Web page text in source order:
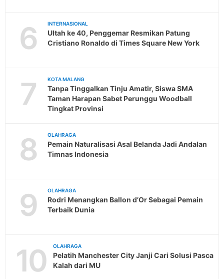
6
INTERNASIONAL
Ultah ke 40, Penggemar Resmikan Patung
Cristiano Ronaldo di Times Square New York
7 KOTA MALANG
Tanpa Tinggalkan Tinju Amatir, Siswa SMA
Taman Harapan Sabet Perunggu Woodball
Tingkat Provinsi
8 OLAHRAGA
Pemain Naturalisasi Asal Belanda Jadi Andalan
Timnas Indonesia
9 OLAHRAGA
Rodri Menangkan Ballon d’Or Sebagai Pemain
Terbaik Dunia
10 OLAHRAGA
Pelatih Manchester City Janji Cari Solusi Pasca
Kalah dari MU